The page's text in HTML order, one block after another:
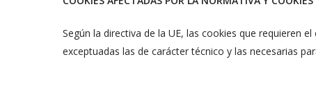
Según la directiva de la UE, las cookies que requieren
exceptuadas las de carácter técnico y las necesarias